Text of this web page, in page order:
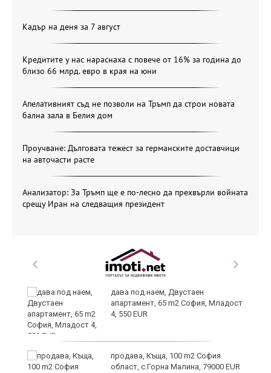
Кадър на деня за 7 август
Кредитите у нас нараснаха с повече от 16% за година до
близо 66 млрд. евро в края на юни
Апелативният съд не позволи на Тръмп да строи новата
бална зала в Белия дом
Проучване: Дълговата тежест за германските доставчици
на авточасти расте
Анализатор: За Тръмп ще е по-лесно да прехвърли войната
срещу Иран на следващия президент
дава под наем, Двустаен
апартамент, 65 m2 София, Младост
4, 550 EUR
продава, Къща, 100 m2 София
област, с.Горна Малина, 79000 EUR